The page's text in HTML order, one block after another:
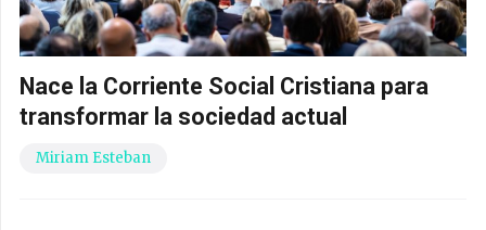
Nace la Corriente Social Cristiana para
transformar la sociedad actual
Miriam Esteban